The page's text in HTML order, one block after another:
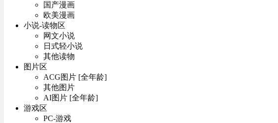
国产漫画
欧美漫画
小说-读物区
网文小说
日式轻小说
其他读物
图片区
ACG图片 [全年龄]
其他图片
AI图片 [全年龄]
游戏区
PC-游戏